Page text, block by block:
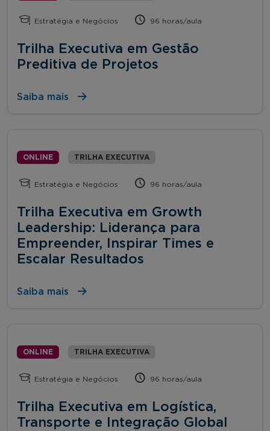
Estratégia e Negócios 96 horas/aula
Trilha Executiva em Gestão
Preditiva de Projetos
Saiba mais
ONLINE TRILHA EXECUTIVA
Estratégia e Negócios 96 horas/aula
Trilha Executiva em Growth
Leadership: Liderança para
Empreender, Inspirar Times e
Escalar Resultados
Saiba mais
ONLINE TRILHA EXECUTIVA
Estratégia e Negócios 96 horas/aula
Trilha Executiva em Logística,
Transporte e Integração Global